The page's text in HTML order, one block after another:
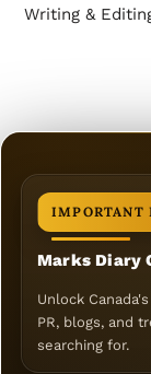
Writing &
IMPORTANT
Marks Diary
Unlock
PR, blogs, and
searching for.